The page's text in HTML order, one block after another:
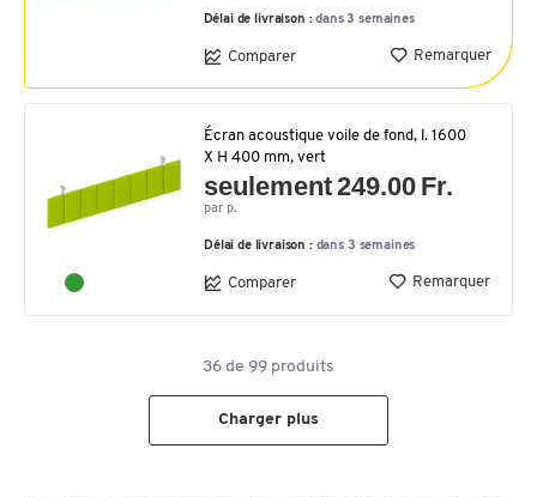
Délai de livraison :dans 3 semaines
Comparer Remarquer
Écran acoustique voile de fond, l. 1600
X H 400 mm, vert
seulement 249.00 Fr.
par p.
Délai de livraison : dans 3 semaines
Comparer Remarquer
36 de 99 produits
Charger plus